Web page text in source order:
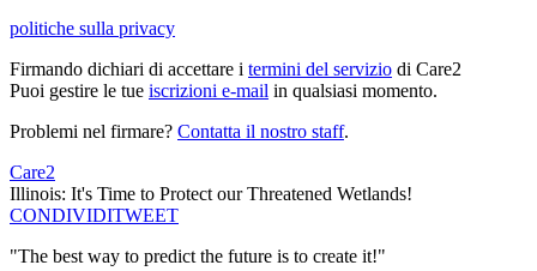
politiche sulla privacy
Firmando dichiari di accettare i termini del servizio di Care2
Puoi gestire le tue iscrizioni e-mail in qualsiasi momento.
Problemi nel firmare? Contatta il nostro staff.
Care2
Illinois: It's Time to Protect our Threatened Wetlands!
CONDIVIDITWEET
"The best way to predict the future is to create it!"